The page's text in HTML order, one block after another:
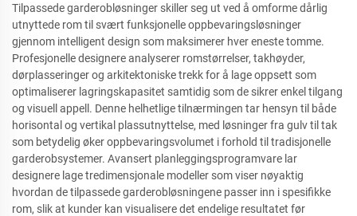
Tilpassede garderobløsninger skiller seg ut ved å omforme dårlig
utnyttede rom til svært funksjonelle oppbevaringsløsninger
gjennom intelligent design som maksimerer hver eneste tomme.
Profesjonelle designere analyserer romstørrelser, takhøyder,
dørplasseringer og arkitektoniske trekk for å lage oppsett som
optimaliserer lagringskapasitet samtidig som de sikrer enkel tilgang
og visuell appell. Denne helhetlige tilnærmingen tar hensyn til både
horisontal og vertikal plassutnyttelse, med løsninger fra gulv til tak
som betydelig øker oppbevaringsvolumet i forhold til tradisjonelle
garderobsystemer. Avansert planleggingsprogramvare lar
designere lage tredimensjonale modeller som viser nøyaktig
hvordan de tilpassede garderobløsningene passer inn i spesifikke
rom, slik at kunder kan visualisere det endelige resultatet før